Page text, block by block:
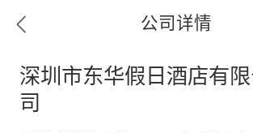
公司详情
深圳市东华假日酒店有
司